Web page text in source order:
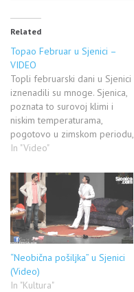
Related
Topao Februar u Sjenici –
VIDEO
Topli februarski dani u Sjenici
iznenadili su mnoge. Sjenica,
poznata to surovoj klimi i
niskim temperaturama,
pogotovo u zimskom periodu,
ovih dana ne liči samoj sebi. I
i dalje je daleko od onih
čuvenih sjeničkih minusa. Dani
su posebna priča,
temperatura se penje i
preko…
In "Video"
“Neobična pošiljka” u Sjenici
(Video)
In "Kultura"